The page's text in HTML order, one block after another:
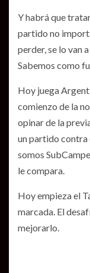
Y habrá que
partido no
perder, se lo van
Sabemos como
Hoy juega
comienzo de la
opinar de la
un partido contra
somos
le compara.
Hoy empieza el
marcada. El
mejorarlo.